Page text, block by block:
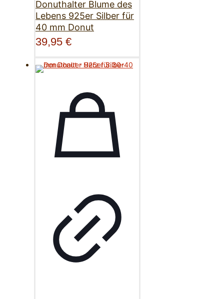
Donuthalter Blume des
Lebens 925er Silber für
40 mm Donut
39,95 €